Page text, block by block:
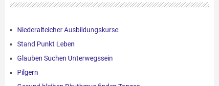
Niederalteicher Ausbildungskurse
Stand Punkt Leben
Glauben Suchen Unterwegssein
Pilgern